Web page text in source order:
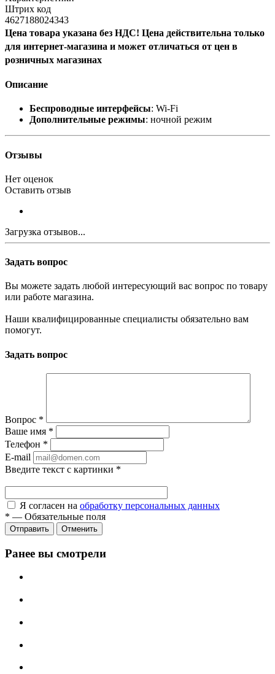
Штрих код
4627188024343
Цена товара указана без НДС! Цена действительна только
для интернет-магазина и может отличаться от цен в
розничных магазинах
Описание
Беспроводные интерфейсы: Wi-Fi
Дополнительные режимы: ночной режим
Отзывы
Нет оценок
Оставить отзыв
Загрузка отзывов...
Задать вопрос
Вы можете задать любой интересующий вас вопрос по товару
или работе магазина.
Наши квалифицированные специалисты обязательно вам
помогут.
Задать вопрос
Вопрос *
Ваше имя *
Телефон *
E-mail
Введите текст с картинки *
Я согласен на обработку персональных данных
* — Обязательные поля
Отправить Отменить
Ранее вы смотрели